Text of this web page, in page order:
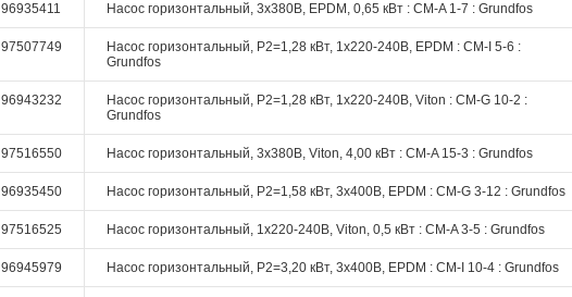
96935411 Насос горизонтальный, 3х380В, EPDM, 0,65 кВт : CM-A 1-7 : Grundfos
97507749
Насос горизонтальный, P2=1,28 кВт, 1х220-240В, EPDM : CM-I 5-6 :
Grundfos
96943232
Насос горизонтальный, P2=1,28 кВт, 1х220-240В, Viton : CM-G 10-2 :
Grundfos
97516550 Насос горизонтальный, 3х380В, Viton, 4,00 кВт : CM-A 15-3 : Grundfos
96935450 Насос горизонтальный, P2=1,58 кВт, 3х400В, EPDM : CM-G 3-12 : Grundfos
97516525 Насос горизонтальный, 1х220-240В, Viton, 0,5 кВт : CM-A 3-5 : Grundfos
96945979 Насос горизонтальный, P2=3,20 кВт, 3х400В, EPDM : CM-I 10-4 : Grundfos